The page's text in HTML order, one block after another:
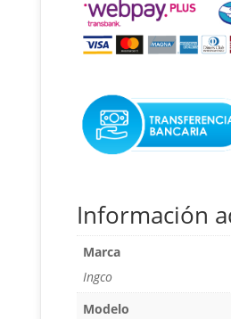
Cargador
12v
cantidad
Información
Marca
Ingco
Modelo